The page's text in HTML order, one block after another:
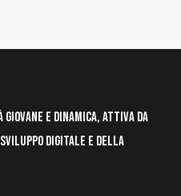
e dinamica, attiva da
digitale e della